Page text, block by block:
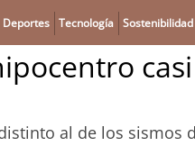
Deportes Tecnología Sostenibilidad
casi
al de los sismos